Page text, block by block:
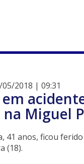
2018 | 09:31
Miguel
41 anos, ficou
(18).